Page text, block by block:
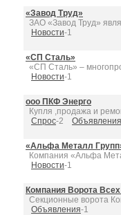
«Завод Труд»
ЗАО «Завод Труд»
Новости-1
«СП Сталь»
«СП Сталь» –
Новости-1
ооо ПКФ Энерго
Купля ,продажа и
Спрос-2 Объявления
«Альфа Металл
Компания «Альфа
Новости-1
Компания Ворота
Секционные ворота
Объявления-1